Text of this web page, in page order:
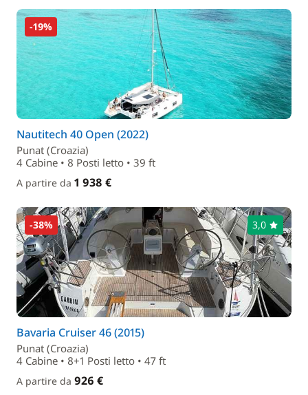
-19%
Nautitech 40 Open (2022)
Punat (Croazia)
4 Cabine • 8 Posti letto • 39 ft
A partire da 1 938 €
-38% 3,0
Bavaria Cruiser 46 (2015)
Punat (Croazia)
4 Cabine • 8+1 Posti letto • 47 ft
A partire da 926 €